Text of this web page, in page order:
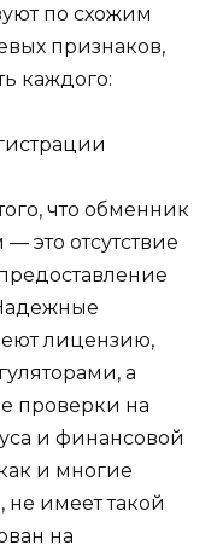
по схожим
признаков,
каждого:
что обменник
это отсутствие
лицензию,
а
проверки на
и финансовой
и многие
имеет такой
на